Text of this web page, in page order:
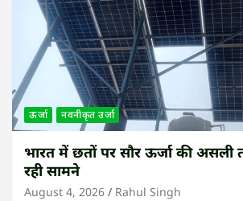
ऊर्जा नवनीकृत उर्जा
भारत में छतों पर सौर ऊर्जा की
रही सामने
August 4, 2026 Rahul Singh